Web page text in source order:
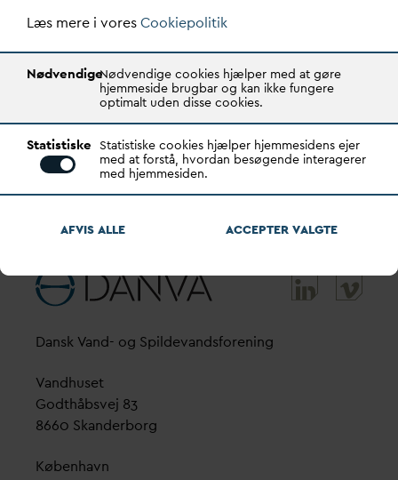
Projektets output
Output fra projektet vil være en anbefaling af
instrumentering og beskrivelse af de procestekniske
styringsprincipper, der er nødvendige for at opnå
emissionsreduktionen. Derudover udvikles en
osv) og software (indpasning af nye kontrol algoritmer i
eksisterende SRO).
Dansk Vand- og Spildevandsforening
Vandhuset
Godthåbsvej 83
8660 Skanderborg
København
Læs mere i voresCookiepolitik
NødvendigeNødvendige cookies hjælper med at gøre
hjemmeside brugbar og kan ikke fungere
optimalt uden disse cookies.
Statistiske Statistiske cookies hjælper hjemmesidens ejer
med at forstå, hvordan besøgende interagerer
med hjemmesiden.
AFVIS ALLE ACCEPTERVALGTE